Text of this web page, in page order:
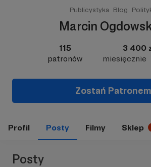
Publicystyka Blog
Marcin
115
patronów
3 400
miesięcznie
Zostań Patronem
Profil Posty Filmy Sklep
Posty